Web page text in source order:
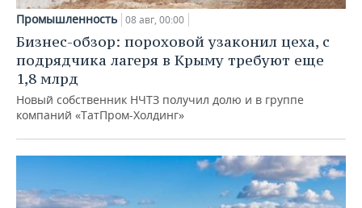
Промышленность 08 авг, 00:00
Бизнес-обзор: пороховой узаконил цеха, с
подрядчика лагеря в Крыму требуют еще
1,8 млрд
Новый собственник НЧТЗ получил долю и в группе
компаний «ТатПром-Холдинг»